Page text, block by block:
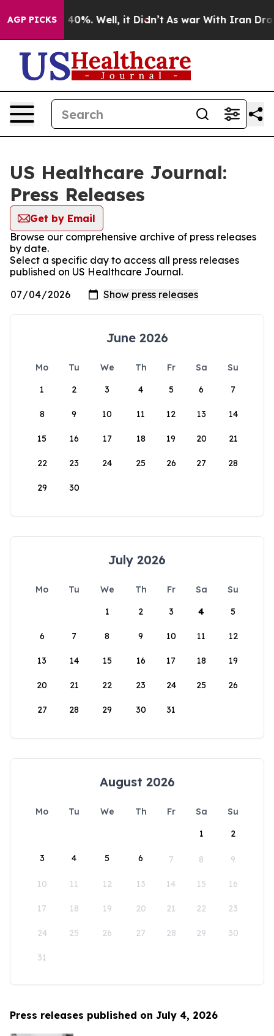
AGP PICKS
Around 40%. Well, it Didn’t As war With Iran Drove
US Healthcare Journal:
Press Releases
Get by Email
Browse our comprehensive archive of press releases
by date.
Select a specific day to access all press releases
published on US Healthcare Journal.
June 2026
Mo Tu We Th Fr Sa
Su
1
2 3 4 5 6 7
8 9 10 11 12 13 14
15 16 17 18 19 20 21
22 23 24 25 26 27 28
29 30
July 2026
Mo Tu We Th Fr Sa
Su
1
2 3 4 5
6 7 8 9 10 11 12
13 14 15 16 17 18 19
20 21 22 23 24 25 26
27 28 29 30 31
August 2026
Mo Tu We Th Fr Sa
Su
1
2
3 4 5 6 7 8 9
10 11 12 13 14 15 16
17 18 19 20 21 22 23
24 25 26 27 28 29 30
31
Press releases published on July 4, 2026